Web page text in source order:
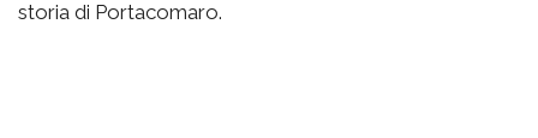
storia di Portacomaro.